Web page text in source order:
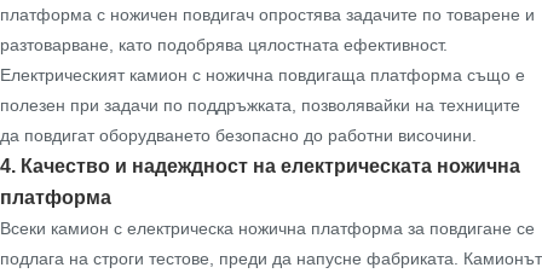
платформа с ножичен повдигач опростява задачите по товарене и
разтоварване, като подобрява цялостната ефективност.
Електрическият камион с ножична повдигаща платформа също е
полезен при задачи по поддръжката, позволявайки на техниците
да повдигат оборудването безопасно до работни височини.
4. Качество и надеждност на електрическата ножична
платформа
Всеки камион с електрическа ножична платформа за повдигане се
подлага на строги тестове, преди да напусне фабриката. Камионът